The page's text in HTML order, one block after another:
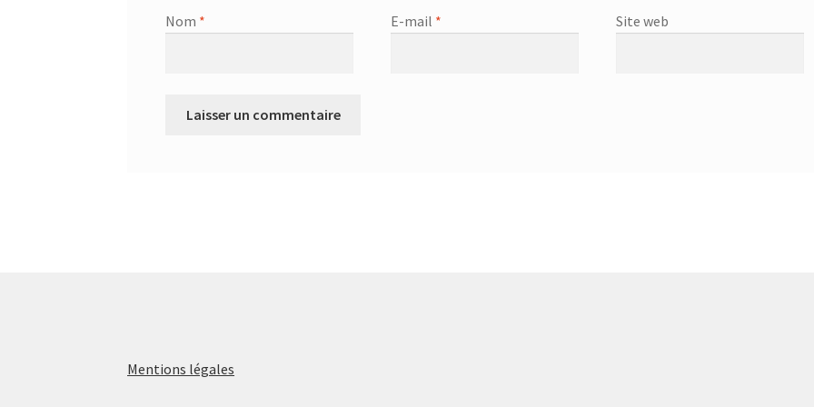
Nom * E-mail * Site web
Mentions légales